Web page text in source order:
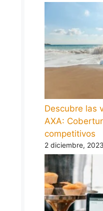
Descubre las
AXA:
competitivos
2 diciembre, 2023